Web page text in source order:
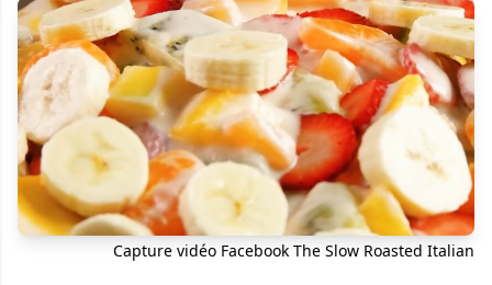
Capture vidéo Facebook The Slow Roasted Italian